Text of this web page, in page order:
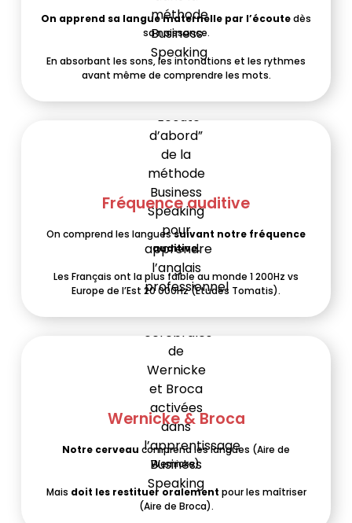
On apprend sa langue maternelle par l’écoutedès
sa naissance.
En absorbant les sons, les intonations et les rythmes
avant même de comprendre les mots.
Fréquence auditive
On comprend les languessuivant notre fréquence
auditive.
Les Français ont la plus faible au monde 1 200Hz vs
Europe de l’Est 20 000Hz (Etudes Tomatis).
Wernicke & Broca
Notre cerveau comprend les langues (Aire de
Wernicke).
Mais doit les restituer oralement pour les maîtriser
(Aire de Broca).